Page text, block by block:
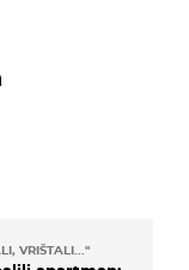
VRIŠTALI..."